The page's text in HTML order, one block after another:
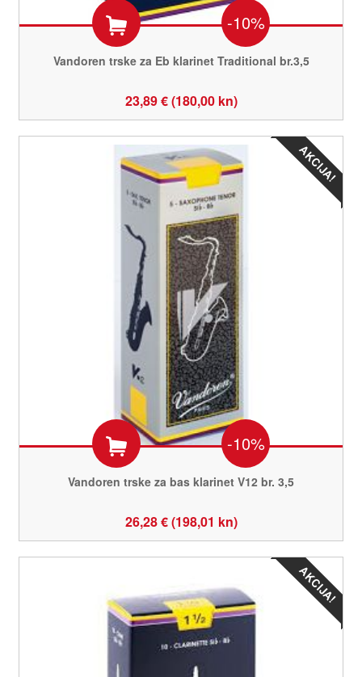
-10%
Vandoren trske za Eb klarinet Traditional br.3,5
23,89 € (180,00 kn)
-10%
Vandoren trske za bas klarinet V12 br. 3,5
26,28 € (198,01 kn)